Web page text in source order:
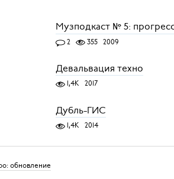
Музподкаст № 5:
2 355 2009
Девальвация техно
1,4K 2017
Дубль-ГИС
1,4K 2014
обновление